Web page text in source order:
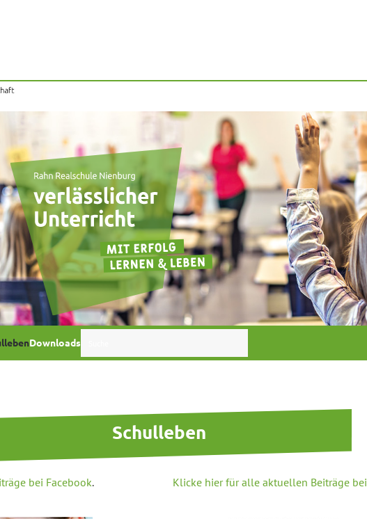
Downloads
Type 2 or more characters for results.
Schulleben
bei Facebook. Klicke hierfüralle aktuellen Beiträge bei